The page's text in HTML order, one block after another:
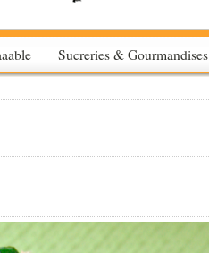
Sucreries & Gourmandises